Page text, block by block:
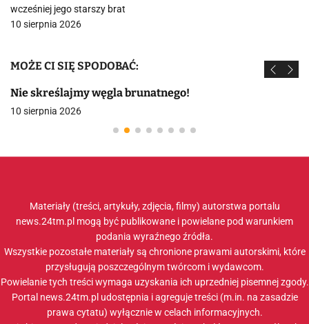
wcześniej jego starszy brat
10 sierpnia 2026
MOŻE CI SIĘ SPODOBAĆ:
Nie skreślajmy węgla brunatnego!
10 sierpnia 2026
Materiały (treści, artykuły, zdjęcia, filmy) autorstwa portalu
news.24tm.pl mogą być publikowane i powielane pod warunkiem
podania wyraźnego źródła.
Wszystkie pozostałe materiały są chronione prawami autorskimi, które
przysługują poszczególnym twórcom i wydawcom.
Powielanie tych treści wymaga uzyskania ich uprzedniej pisemnej zgody.
Portal news.24tm.pl udostępnia i agreguje treści (m.in. na zasadzie
prawa cytatu) wyłącznie w celach informacyjnych.